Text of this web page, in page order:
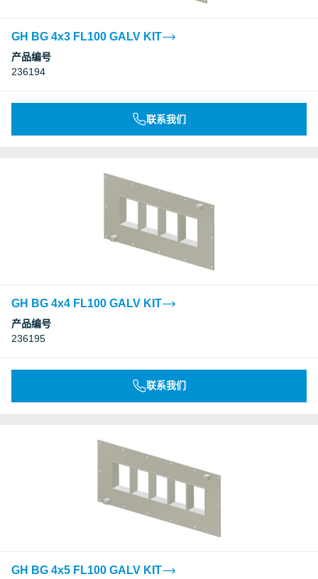
GH BG 4x3 FL100 GALV KIT
产品编号
236194
联系我们
GH BG 4x4 FL100 GALV KIT
产品编号
236195
联系我们
GH BG 4x5 FL100 GALV KIT